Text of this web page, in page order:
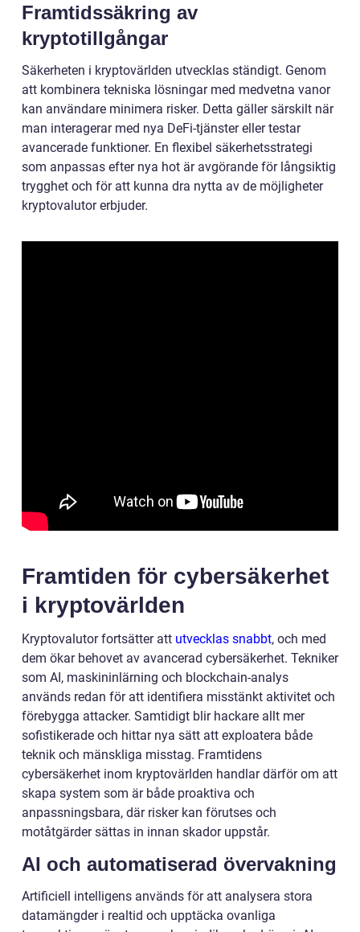
Framtidssäkring av
kryptotillgångar
Säkerheten i kryptovärlden utvecklas ständigt. Genom
att kombinera tekniska lösningar med medvetna vanor
kan användare minimera risker. Detta gäller särskilt när
man interagerar med nya DeFi-tjänster eller testar
avancerade funktioner. En flexibel säkerhetsstrategi
som anpassas efter nya hot är avgörande för långsiktig
trygghet och för att kunna dra nytta av de möjligheter
kryptovalutor erbjuder.
Framtiden för cybersäkerhet
i kryptovärlden
Kryptovalutor fortsätter att utvecklas snabbt, och med
dem ökar behovet av avancerad cybersäkerhet. Tekniker
som AI, maskininlärning och blockchain-analys
används redan för att identifiera misstänkt aktivitet och
förebygga attacker. Samtidigt blir hackare allt mer
sofistikerade och hittar nya sätt att exploatera både
teknik och mänskliga misstag. Framtidens
cybersäkerhet inom kryptovärlden handlar därför om att
skapa system som är både proaktiva och
anpassningsbara, där risker kan förutses och
motåtgärder sättas in innan skador uppstår.
AI och automatiserad övervakning
Artificiell intelligens används för att analysera stora
datamängder i realtid och upptäcka ovanliga